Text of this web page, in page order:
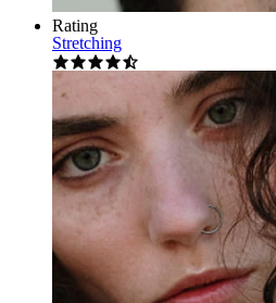
Stretching
Rating
Für mein Septum mit 4mm
Ich bestätige vollständig, was
gut!!! Ich denke, ich werde alle
Plugs für meine Dehnungen
es auf jeden Fall, zusätzlich zu
auch ohne DHL, und die
Sendungsverfolgungsnummer
Vorteil. Ich bin froh, diese
nach Qualitäts-Schmuck zu